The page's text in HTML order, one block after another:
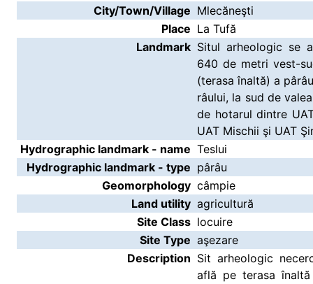
City/Town/Village Mlecăneşti
Place La Tufă
Landmark Situl arheologic se
640 de metri vest-
(terasa înaltă) a
râului, la sud de
de hotarul dintre
UAT Mischii şi UAT
Hydrographic landmark - name Teslui
Hydrographic landmark - type pârâu
Geomorphology câmpie
Land utility agricultură
Site Class locuire
Site Type aşezare
Description Sit arheologic
află pe terasa